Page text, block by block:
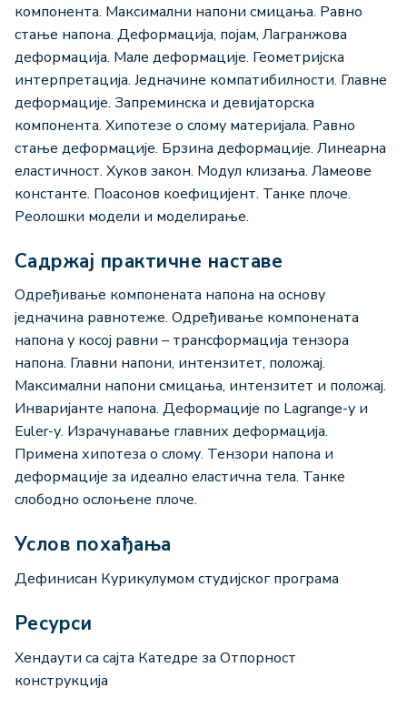
компонента. Максимални напони смицања. Равно
стање напона. Деформација, појам, Лагранжова
деформација. Мале деформације. Геометријска
интерпретација. Једначине компатибилности. Главне
деформације. Запреминска и девијаторска
компонента. Хипотезе о слому материјала. Равно
стање деформације. Брзина деформације. Линеарна
еластичност. Хуков закон. Модул клизања. Ламеове
константе. Поасонов коефицијент. Танке плоче.
Реолошки модели и моделирање.
Садржај практичне наставе
Одређивање компонената напона на основу
једначина равнотеже. Одређивање компонената
напона у косој равни – трансформација тензора
напона. Главни напони, интензитет, положај.
Максимални напони смицања, интензитет и положај.
Инваријанте напона. Деформације по Lagrangе-у и
Euler-у. Израчунавање главних деформација.
Примена хипотеза о слому. Тензори напона и
деформације за идеално еластична тела. Танке
слободно ослоњене плоче.
Услов похађања
Дефинисан Курикулумом студијског програма
Ресурси
Хендаути са сајта Катедре за Отпорност
конструкција